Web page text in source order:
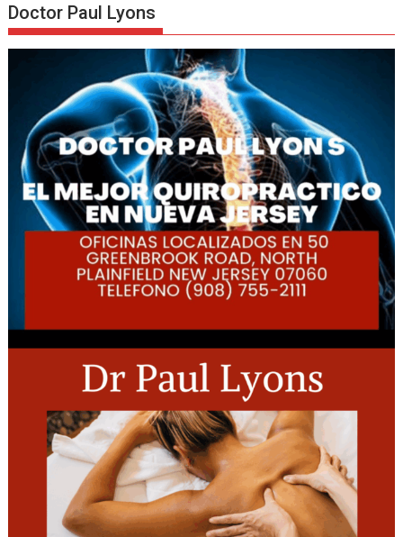
Doctor Paul Lyons